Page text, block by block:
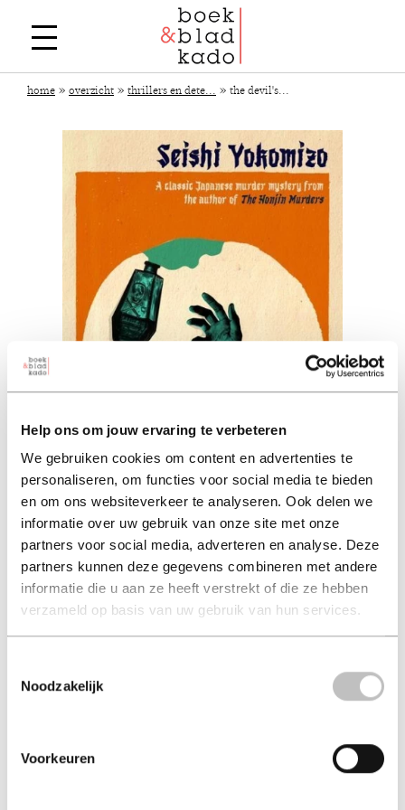
Help ons om jouw ervaring te verbeteren
We gebruiken cookies om content en advertenties te
personaliseren, om functies voor social media te bieden
en om ons websiteverkeer te analyseren. Ook delen we
informatie over uw gebruik van onze site met onze
partners voor social media, adverteren en analyse. Deze
partners kunnen deze gegevens combineren met andere
informatie die u aan ze heeft verstrekt of die ze hebben
verzameld op basis van uw gebruik van hun services.
Noodzakelijk
Voorkeuren
home » overzicht » thrillers en dete... » the devil's...
The Devil's Flute Murders